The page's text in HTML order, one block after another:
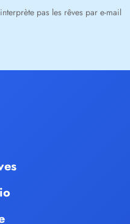
pas les rêves par e-mail